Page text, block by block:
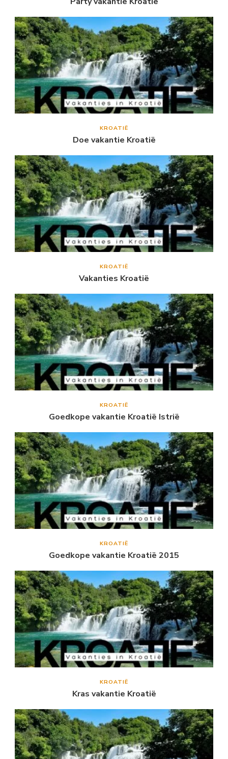
KROATIË
Doe vakantie Kroatië
KROATIË
Vakanties Kroatië
KROATIË
Goedkope vakantie Kroatië Istrië
KROATIË
Goedkope vakantie Kroatië 2015
KROATIË
Kras vakantie Kroatië